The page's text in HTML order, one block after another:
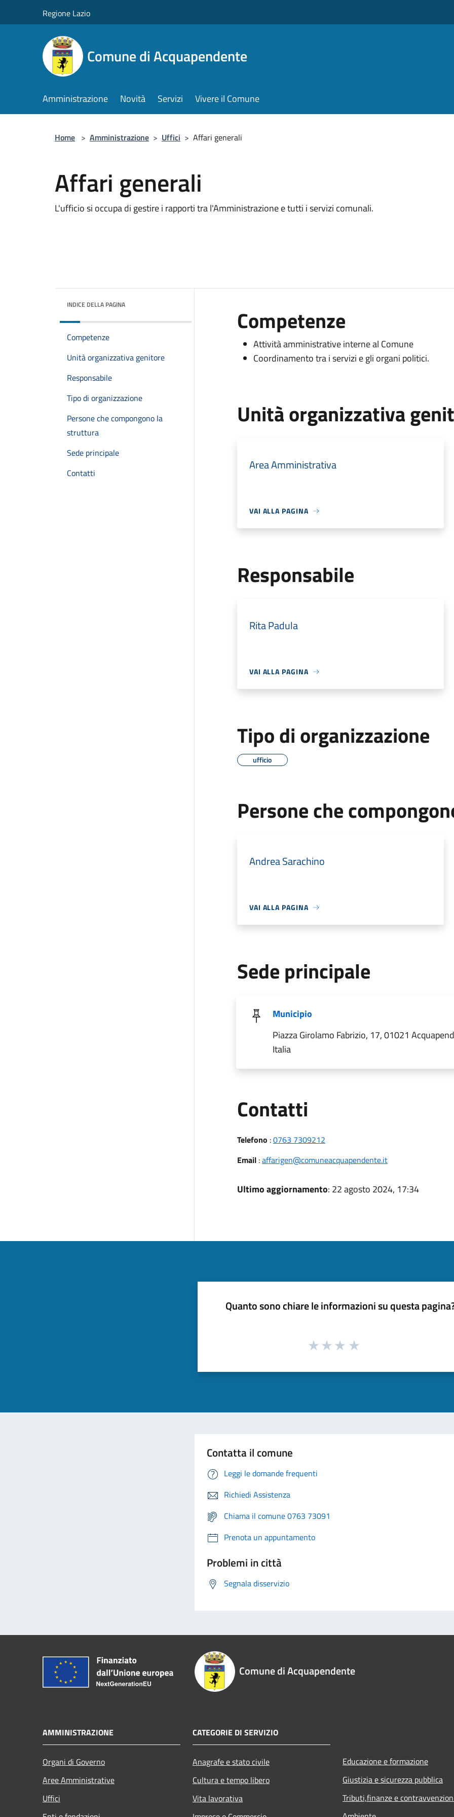
Regione Lazio
Comune di Acquapendente
Amministrazione Novità Servizi Vivere il Comune
Home > Amministrazione > Uffici > Affari generali
Affari generali
L'ufficio si occupa di gestire i rapporti tra l'Amministrazione e tutti i servizi comunali.
INDICE DELLA PAGINA
Competenze
Unità organizzativa genitore
Responsabile
Tipo di organizzazione
Persone che compongono la
struttura
Sede principale
Contatti
Competenze
Attività amministrative interne al Comune
Coordinamento tra i servizi e gli organi politici.
Unità organizzativa
Area Amministrativa
VAI ALLA PAGINA
Responsabile
Rita Padula
VAI ALLA PAGINA
Tipo di organizzazione
ufficio
Persone che
Andrea Sarachino
VAI ALLA PAGINA
Sede principale
Municipio
Piazza Girolamo Fabrizio, 17, 01021
Italia
Contatti
Telefono :0763 7309212
Email:affarigen@comuneacquapendente.it
Ultimo aggiornamento: 22 agosto 2024, 17:34
Quanto sono chiare le informazioni su questa
Contatta il comune
Leggi le domande frequenti
Richiedi Assistenza
Chiama il comune 0763 73091
Prenota un appuntamento
Problemi in città
Segnala disservizio
Comune di Acquapendente
AMMINISTRAZIONE
Organi di Governo
Aree Amministrative
Uffici
CATEGORIE DI SERVIZIO
Anagrafe e stato civile
Cultura e tempo libero
Vita lavorativa
Educazione e formazione
Giustizia e sicurezza pubblica
Tributi,finanze e